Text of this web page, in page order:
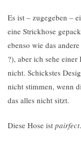
Es ist – zugegeben –
eine Strickhose
ebenso wie das
?), aber ich sehe
nicht. Schickstes
nicht stimmen, wenn
das alles nicht sitzt.
Diese Hose ist pairfect